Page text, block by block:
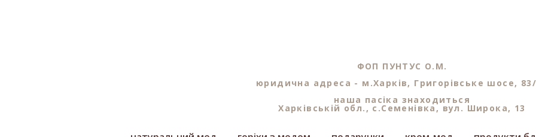
ФОП ПУНТУС О.М.
юридична адреса - м.Харків, Григорівське шосе,
наша пасіка знаходиться
Харківській обл., с.Семенівка, вул. Широка, 13